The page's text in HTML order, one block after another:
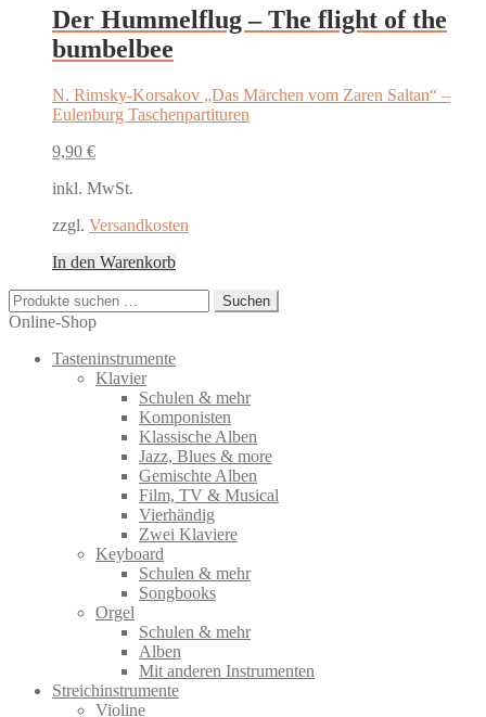
Der Hummelflug – The flight of the
bumbelbee
N. Rimsky-Korsakov „Das Märchen vom Zaren Saltan“ –
Eulenburg Taschenpartituren
9,90 €
inkl. MwSt.
zzgl. Versandkosten
In den Warenkorb
Suchen
nach:
Suchen
Online-Shop
Tasteninstrumente
Klavier
Schulen & mehr
Komponisten
Klassische Alben
Jazz, Blues & more
Gemischte Alben
Film, TV & Musical
Vierhändig
Zwei Klaviere
Keyboard
Schulen & mehr
Songbooks
Orgel
Schulen & mehr
Alben
Mit anderen Instrumenten
Streichinstrumente
Violine